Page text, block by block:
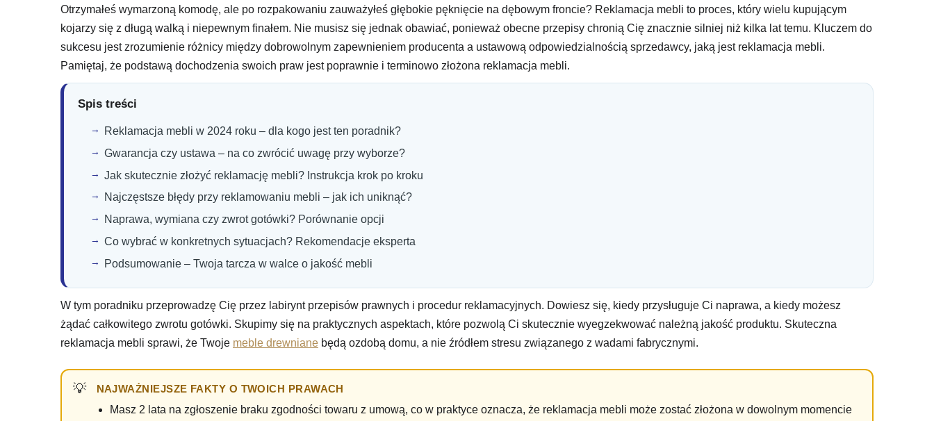
Otrzymałeś wymarzoną komodę, ale po rozpakowaniu zauważyłeś głębokie pęknięcie na dębowym froncie? Reklamacja mebli to proces, który wielu kupującym
kojarzy się z długą walką i niepewnym finałem. Nie musisz się jednak obawiać, ponieważ obecne przepisy chronią Cię znacznie silniej niż kilka lat temu. Kluczem do
sukcesu jest zrozumienie różnicy między dobrowolnym zapewnieniem producenta a ustawową odpowiedzialnością sprzedawcy, jaką jest reklamacja mebli.
Pamiętaj, że podstawą dochodzenia swoich praw jest poprawnie i terminowo złożona reklamacja mebli.
Spis treści
Reklamacja mebli w 2024 roku – dla kogo jest ten poradnik?
Gwarancja czy ustawa – na co zwrócić uwagę przy wyborze?
Jak skutecznie złożyć reklamację mebli? Instrukcja krok po kroku
Najczęstsze błędy przy reklamowaniu mebli – jak ich uniknąć?
Naprawa, wymiana czy zwrot gotówki? Porównanie opcji
Co wybrać w konkretnych sytuacjach? Rekomendacje eksperta
Podsumowanie – Twoja tarcza w walce o jakość mebli
W tym poradniku przeprowadzę Cię przez labirynt przepisów prawnych i procedur reklamacyjnych. Dowiesz się, kiedy przysługuje Ci naprawa, a kiedy możesz
żądać całkowitego zwrotu gotówki. Skupimy się na praktycznych aspektach, które pozwolą Ci skutecznie wyegzekwować należną jakość produktu. Skuteczna
reklamacja mebli sprawi, że Twoje meble drewniane będą ozdobą domu, a nie źródłem stresu związanego z wadami fabrycznymi.
NAJWAŻNIEJSZE FAKTY O TWOICH PRAWACH
Masz 2 lata na zgłoszenie braku zgodności towaru z umową, co w praktyce oznacza, że reklamacja mebli może zostać złożona w dowolnym momencie